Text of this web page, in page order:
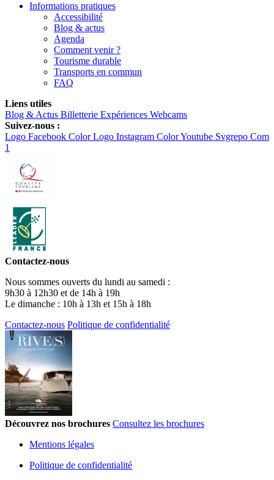
Informations pratiques
Accessibilité
Blog & actus
Agenda
Comment venir ?
Tourisme durable
Transports en commun
FAQ
Liens utiles
Blog & Actus Billetterie Expériences Webcams
Suivez-nous :
Logo Facebook Color Logo Instagram ColorYoutube Svgrepo Com
1
Contactez-nous
Nous sommes ouverts du lundi au samedi :
9h30 à 12h30 et de 14h à 19h
Le dimanche : 10h à 13h et 15h à 18h
Contactez-nous Politique de confidentialité
Découvrez nos brochures Consultez les brochures
Mentions légales
Politique de confidentialité